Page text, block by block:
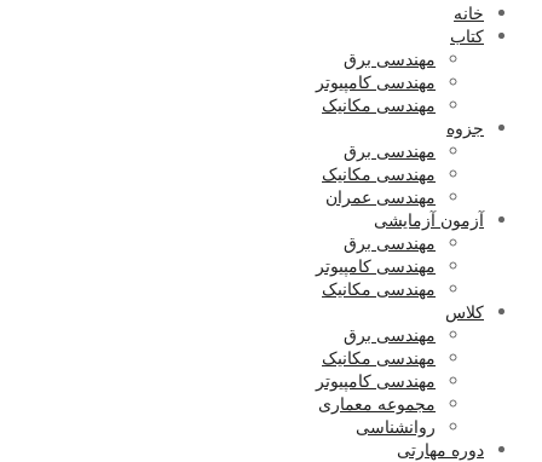
خانه
کتاب
مهندسی برق
مهندسی کامپیوتر
مهندسی مکانیک
جزوه
مهندسی برق
مهندسی مکانیک
مهندسی عمران
آزمون آزمایشی
مهندسی برق
مهندسی کامپیوتر
مهندسی مکانیک
کلاس
مهندسی برق
مهندسی مکانیک
مهندسی کامپیوتر
مجموعه معماری
روانشناسی
دوره مهارتی